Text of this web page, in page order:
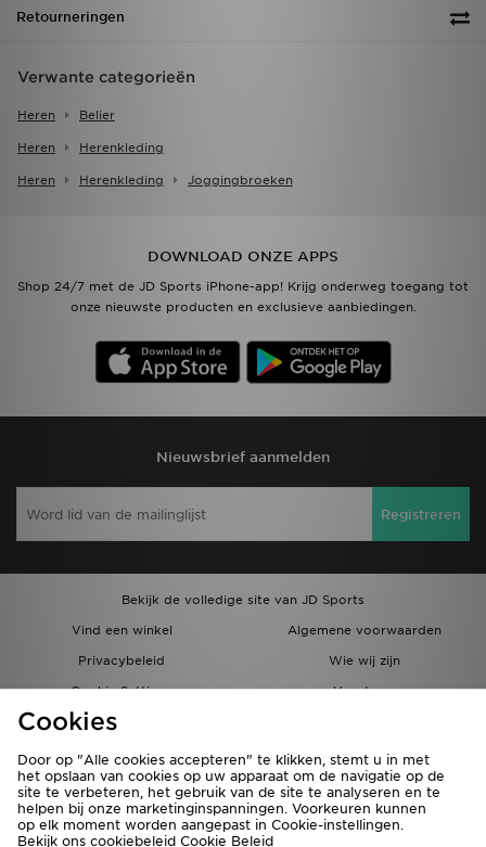
Retourneringen
Verwante categorieën
Heren Belier
Heren Herenkleding
Heren Herenkleding Joggingbroeken
DOWNLOAD ONZE APPS
Shop 24/7 met de JD Sports iPhone-app! Krijg onderweg toegang tot
onze nieuwste producten en exclusieve aanbiedingen.
Nieuwsbrief aanmelden
Registreren
Bekijk de volledige site van JD Sports
Vind een winkel
Algemene voorwaarden
Privacybeleid
Wie wij zijn
Cookie Settings
Vacatures
Bestellingen en Levering
Cookies
Door op "Alle cookies accepteren" te klikken, stemt u in met
het opslaan van cookies op uw apparaat om de navigatie op de
site te verbeteren, het gebruik van de site te analyseren en te
helpen bij onze marketinginspanningen. Voorkeuren kunnen
op elk moment worden aangepast in Cookie-instellingen.
Bekijk ons cookiebeleid Cookie Beleid